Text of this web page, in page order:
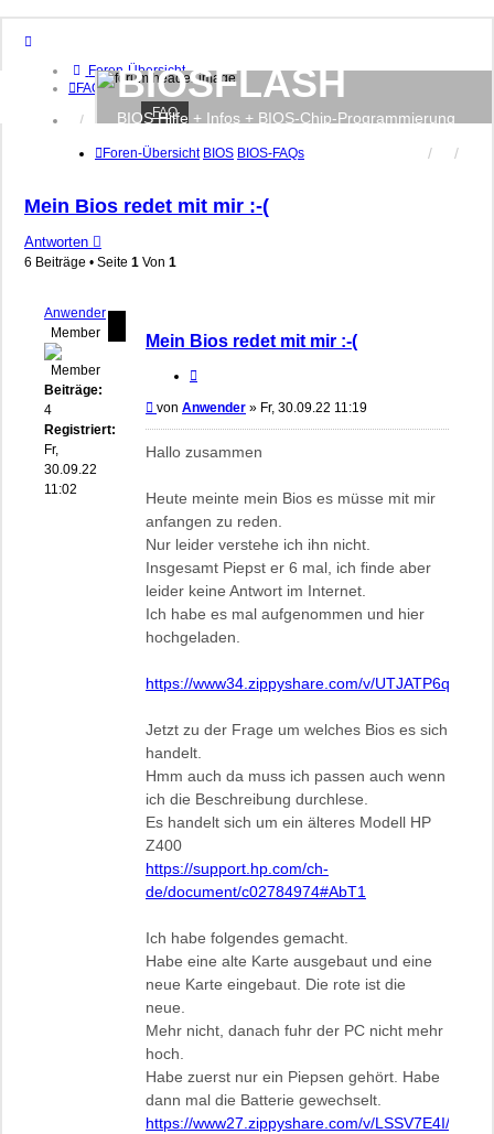
Foren-Übersicht
FAQ
Anmelden
BIOSFLASH
BIOS Hilfe + Infos + BIOS-Chip-Programmierung
FAQ
Foren-Übersicht BIOS BIOS-FAQs
Mein Bios redet mit mir :-(
Antworten
6 Beiträge • Seite 1 Von 1
Anwender
Member
Beiträge:
4
Registriert:
Fr,
30.09.22
11:02
Mein Bios redet mit mir :-(
Beitrag
von Anwender » Fr, 30.09.22 11:19
Hallo zusammen
Heute meinte mein Bios es müsse mit mir
anfangen zu reden.
Nur leider verstehe ich ihn nicht.
Insgesamt Piepst er 6 mal, ich finde aber
leider keine Antwort im Internet.
Ich habe es mal aufgenommen und hier
hochgeladen.
https://www34.zippyshare.com/v/UTJATP6q/
Jetzt zu der Frage um welches Bios es sich
handelt.
Hmm auch da muss ich passen auch wenn
ich die Beschreibung durchlese.
Es handelt sich um ein älteres Modell HP
Z400
https://support.hp.com/ch-
de/document/c02784974#AbT1
Ich habe folgendes gemacht.
Habe eine alte Karte ausgebaut und eine
neue Karte eingebaut. Die rote ist die
neue.
Mehr nicht, danach fuhr der PC nicht mehr
hoch.
Habe zuerst nur ein Piepsen gehört. Habe
dann mal die Batterie gewechselt.
https://www27.zippyshare.com/v/LSSV7E4I/